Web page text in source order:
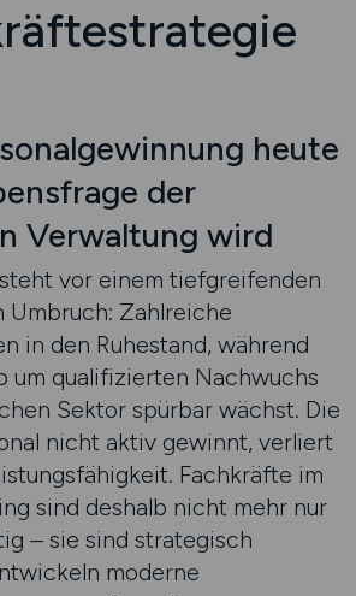
heute
der
Verwaltung wird
vor einem tiefgreifenden
Umbruch: Zahlreiche
in den Ruhestand, während
um qualifizierten Nachwuchs
Sektor spürbar wächst. Die
nicht aktiv gewinnt, verliert
Fachkräfte im
sind deshalb nicht mehr nur
– sie sind strategisch
moderne